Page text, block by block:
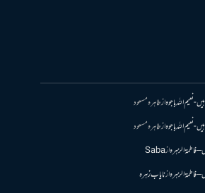
نعیم اللہ باجوہازطاہرہ مسعود
نعیم اللہ باجوہازطاہرہ مسعود
فاطمۃالزہرہازSaba
فاطمۃالزہرہازنایاب زہرہ